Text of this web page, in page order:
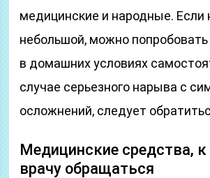
медицинские и народные. Если
небольшой, можно
в домашних условиях
случае серьезного нарыва с
осложнений, следует
Медицинские средства,
врачу обращаться